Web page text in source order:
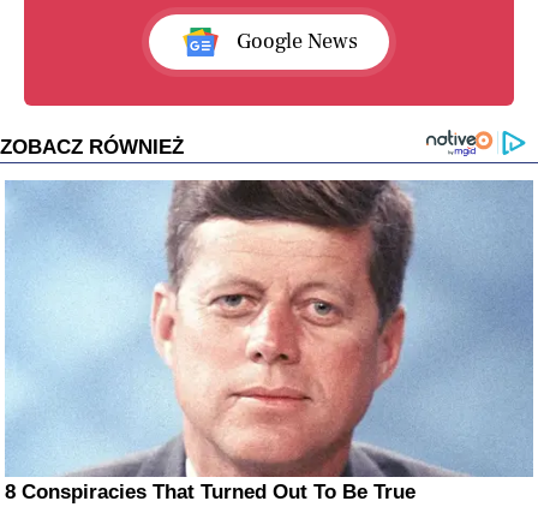
Google News
ZOBACZ RÓWNIEŻ
8 Conspiracies That Turned Out To Be True